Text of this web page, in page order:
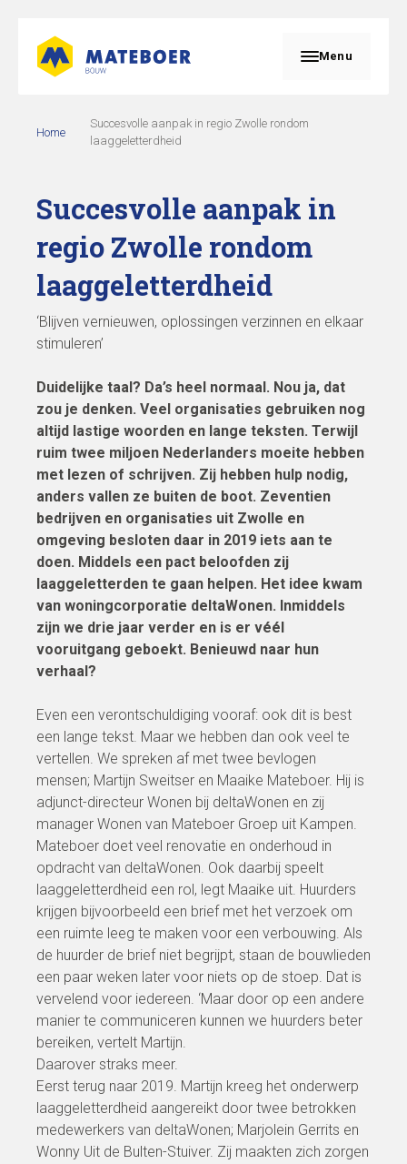
Menu
Home
Succesvolle aanpak in regio Zwolle rondom
laaggeletterdheid
Succesvolle aanpak in
regio Zwolle rondom
laaggeletterdheid
‘Blijven vernieuwen, oplossingen verzinnen en elkaar
stimuleren’
Duidelijke taal? Da’s heel normaal. Nou ja, dat
zou je denken. Veel organisaties gebruiken nog
altijd lastige woorden en lange teksten. Terwijl
ruim twee miljoen Nederlanders moeite hebben
met lezen of schrijven. Zij hebben hulp nodig,
anders vallen ze buiten de boot. Zeventien
bedrijven en organisaties uit Zwolle en
omgeving besloten daar in 2019 iets aan te
doen. Middels een pact beloofden zij
laaggeletterden te gaan helpen. Het idee kwam
van woningcorporatie deltaWonen. Inmiddels
zijn we drie jaar verder en is er véél
vooruitgang geboekt. Benieuwd naar hun
verhaal?
Even een verontschuldiging vooraf: ook dit is best
een lange tekst. Maar we hebben dan ook veel te
vertellen. We spreken af met twee bevlogen
mensen; Martijn Sweitser en Maaike Mateboer. Hij is
adjunct-directeur Wonen bij deltaWonen en zij
manager Wonen van Mateboer Groep uit Kampen.
Mateboer doet veel renovatie en onderhoud in
opdracht van deltaWonen. Ook daarbij speelt
laaggeletterdheid een rol, legt Maaike uit. Huurders
krijgen bijvoorbeeld een brief met het verzoek om
een ruimte leeg te maken voor een verbouwing. Als
de huurder de brief niet begrijpt, staan de bouwlieden
een paar weken later voor niets op de stoep. Dat is
vervelend voor iedereen. ‘Maar door op een andere
manier te communiceren kunnen we huurders beter
bereiken, vertelt Martijn.
Daarover straks meer.
Eerst terug naar 2019. Martijn kreeg het onderwerp
laaggeletterdheid aangereikt door twee betrokken
medewerkers van deltaWonen; Marjolein Gerrits en
Wonny Uit de Bulten-Stuiver. Zij maakten zich zorgen